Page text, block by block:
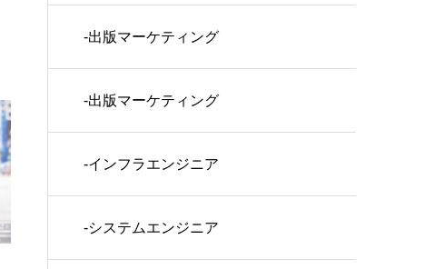
-出版マーケティング
-出版マーケティング
-インフラエンジニア
-システムエンジニア